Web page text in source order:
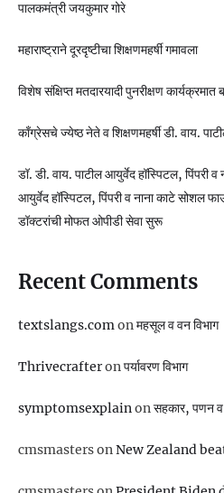
पालकमंत्री जयकुमार गोरे
महाराष्ट्राने दूरदृष्टीचा शिक्षणमहर्षी गमावला
विशेष संक्षिप्त मतदारयादी पुनरीक्षण कार्यक्रमात
काँग्रेसचे ज्येष्ठ नेते व शिक्षणमहर्षी डी. वाय.
डॉ. डी. वाय. पाटील आयुर्वेद हॉस्पिटल, पिंपरी
आयुर्वेद हॉस्पिटल, पिंपरी व नाना काटे सोशल
डॉक्टरांची मोफत ओपीडी सेवा सुरू
Recent Comments
textslangs.comonमहसूल व वन विभाग
Thrivecrafteronपर्यावरण विभाग
symptomsexplainonसहकार, पणन व
cmsmastersonNew Zealand